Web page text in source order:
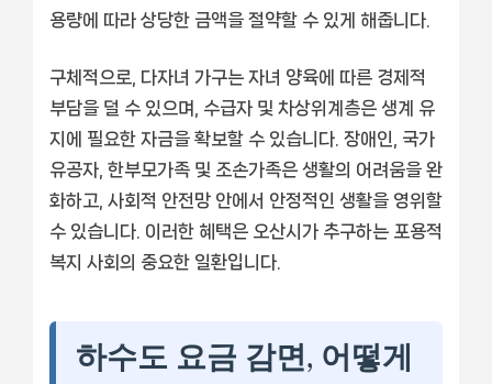
용량에 따라 상당한 금액을 절약할 수 있게 해줍니다.
구체적으로, 다자녀 가구는 자녀 양육에 따른 경제적
부담을 덜 수 있으며, 수급자 및 차상위계층은 생계 유
지에 필요한 자금을 확보할 수 있습니다. 장애인, 국가
유공자, 한부모가족 및 조손가족은 생활의 어려움을 완
화하고, 사회적 안전망 안에서 안정적인 생활을 영위할
수 있습니다. 이러한 혜택은 오산시가 추구하는 포용적
복지 사회의 중요한 일환입니다.
하수도 요금 감면, 어떻게